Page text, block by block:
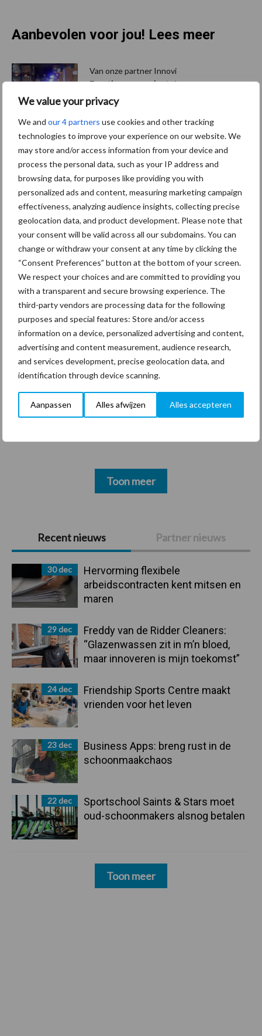
We value your privacy
We and our 4 partners use cookies and other tracking
technologies to improve your experience on our website. We
may store and/or access information from your device and
process the personal data, such as your IP address and
browsing data, for purposes like providing you with
personalized ads and content, measuring marketing campaign
effectiveness, analyzing audience insights, collecting precise
geolocation data, and product development. Please note that
your consent will be valid across all our subdomains. You can
change or withdraw your consent at any time by clicking the
“Consent Preferences” button at the bottom of your screen.
We respect your choices and are committed to providing you
with a transparent and secure browsing experience. The
third-party vendors are processing data for the following
purposes and special features: Store and/or access
information on a device, personalized advertising and content,
advertising and content measurement, audience research,
and services development, precise geolocation data, and
identification through device scanning.
Aanpassen Alles afwijzen Alles accepteren
Primaire
Sidebar
Recent nieuws Partner nieuws
30 dec
Hervorming flexibele
arbeidscontracten kent mitsen en
maren
29 dec
Freddy van de Ridder Cleaners:
“Glazenwassen zit in m’n bloed,
maar innoveren is mijn toekomst”
24 dec
Friendship Sports Centre maakt
vrienden voor het leven
23 dec
Business Apps: breng rust in de
schoonmaakchaos
22 dec
Sportschool Saints & Stars moet
oud-schoonmakers alsnog betalen
Toon meer
Aanbevolen voor jou! Lees meer
Van onze partner Innovi
Beetle veegrobot: jouw
slimme hulp op de
werkvloer
Van onze partner The Legal
Company
Bescherming van
persoonsgegevens: grip op
de risico’s
Hervorming flexibele
arbeidscontracten kent
mitsen en maren
Thema's Vakpartners
Coronavirus UVC
Toon meer